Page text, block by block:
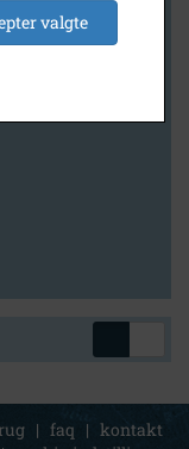
| faq | kontakt
valgte